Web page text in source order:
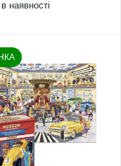
наявності